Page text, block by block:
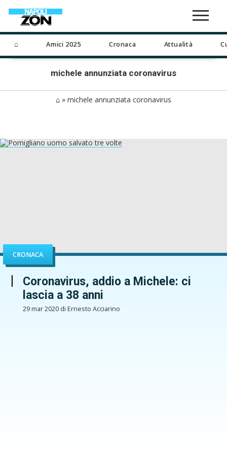
⌂ Amici 2025 Cronaca Attualità
michele annunziata coronavirus
⌂ » michele annunziata coronavirus
CRONACA
Coronavirus, addio a Michele: ci
lascia a 38 anni
29 mar 2020 di Ernesto Acciarino